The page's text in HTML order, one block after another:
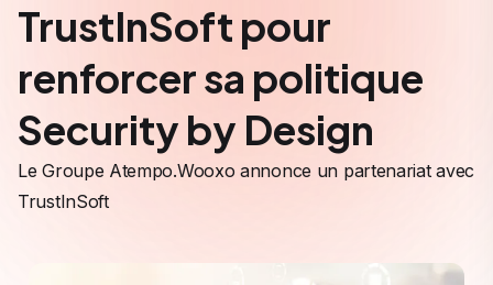
TrustInSoft pour
renforcer sa politique
Security by Design
Le Groupe Atempo.Wooxo annonce un partenariat avec
TrustInSoft